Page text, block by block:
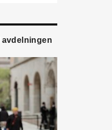
avdelningen